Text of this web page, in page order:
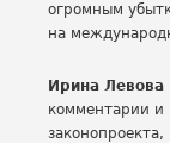
огромным
на
Ирина
комментарии и